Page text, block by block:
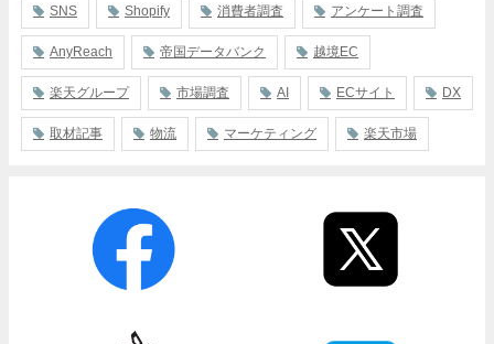
SNS Shopify 消費者調査 アンケート調査
AnyReach 帝国データバンク 越境EC
楽天グループ 市場調査 AI ECサイト DX
取材記事 物流 マーケティング 楽天市場